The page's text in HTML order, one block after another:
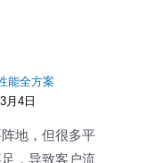
能全方案
月4日
地，但很多平
，导致客户流